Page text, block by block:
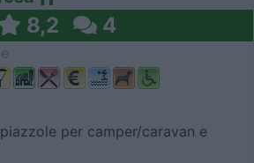
8,2 4
per camper/caravan e